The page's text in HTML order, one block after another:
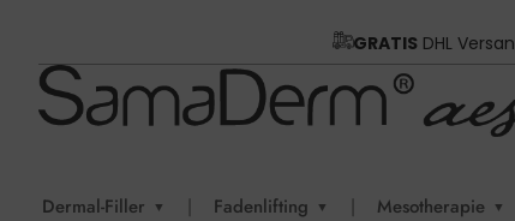
GRATIS DHL
Dermal-Filler ▼ | Fadenlifting ▼ | Mesotherapie ▼